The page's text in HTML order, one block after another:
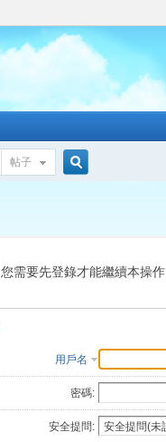
帖子
索
您需要先登錄才能繼續本操作
用戶名
密碼:
安全提問: